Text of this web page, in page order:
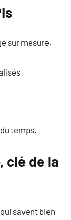
sur mesure.
temps.
clé de la
savent bien